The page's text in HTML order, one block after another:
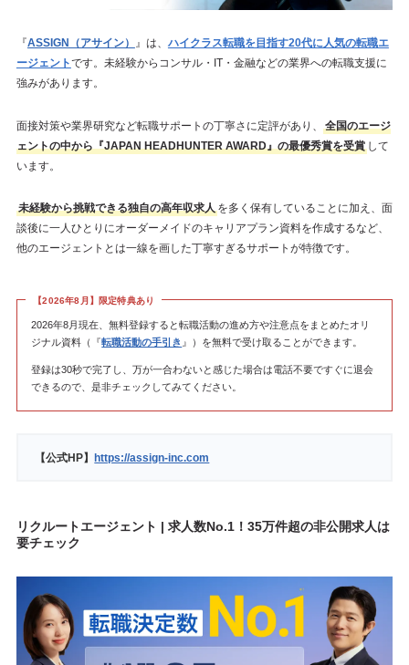
『ASSIGN（アサイン） 』は、 ハイクラス転職を目指す20代に人気の転職エ
ージェントです。未経験からコンサル・IT・金融などの業界への転職支援に
強みがあります。
面接対策や業界研究など転職サポートの丁寧さに定評があり、
全国のエージ
ェントの中から『JAPAN HEADHUNTER AWARD』の最優秀賞を受賞 して
います。
未経験から挑戦できる独自の高年収求人を多く保有していることに加え、面
談後に一人ひとりにオーダーメイドのキャリアプラン資料を作成するなど、
他のエージェントとは一線を画した丁寧すぎるサポートが特徴です。
【2026年8月】限定特典あり
2026年8月現在、無料登録すると転職活動の進め方や注意点をまとめたオリ
ジナル資料（『転職活動の手引き 』）を無料で受け取ることができます。
登録は30秒で完了し、万が一合わないと感じた場合は電話不要ですぐに退会
できるので、是非チェックしてみてください。
【公式HP】https://assign-inc.com
リクルートエージェント | 求人数No.1！35万件超の非公開求人は
要チェック